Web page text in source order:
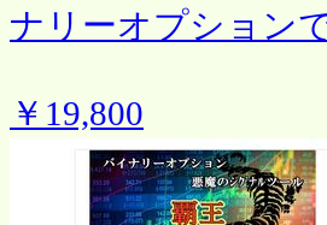
ナリーオプション
￥19,800